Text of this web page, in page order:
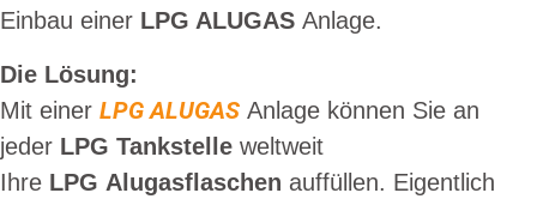
Einbau einer LPG ALUGAS Anlage.
Die Lösung:
Mit einer LPG ALUGAS Anlage können Sie an
jeder LPG Tankstelle weltweit
Ihre LPG Alugasflaschen auffüllen. Eigentlich